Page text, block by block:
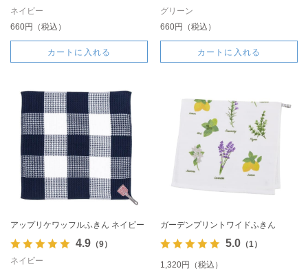
ネイビー
660円（税込）
カートに入れる
グリーン
660円（税込）
カートに入れる
アップリケワッフルふきん ネイビー
4.9（9）
ネイビー
ガーデンプリントワイドふきん
5.0（1）
1,320円（税込）